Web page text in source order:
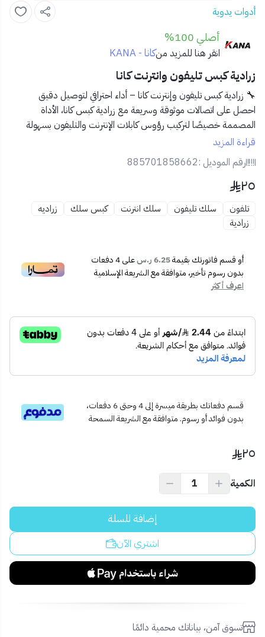
أدوات يدوية
أصلي 100%
انقر هنا للمزيد منكانا - KANA
زرادية كبس تليفون وانترنت كانا
🔧 زرادية كبس تليفون وإنترنت كانا – أداء احترافي لتوصيل دقيق
احصل على اتصالات موثوقة وسريعة مع زرادية كبس كانا، الأداة
المصممة خصيصًا لتركيب رؤوس كابلات الإنترنت والتليفون بسهولة
ودقة.
المميزات:
📡 مناسبة لكبس رؤوس RJ45 (إنترنت) وRJ11 (تليفون)
🔩 تصميم مريح لسهولة الضغط وتقليل الجهد
🖐️ مقبض مضاد للانزلاق لتحكم أفضل أثناء الكبس
🛠️ أداة تقشير وقص مدمجة لتجهيز الكيبلات بسرعة
1 × زرادية كبس تليفون وإنترنت من كانا
الاستخدام المثالي:
تركيب الشبكات المنزلية والمكتبية
مثالية للفنيين والمستخدمين المحترفين
💡نصيحة احترافية:
قبل الكبس لضمان اتصال صحيح.
قراءة المزيد
رقم الموديل :885701858662
٢٥
تلفون سلك تليفون سلك انترنت كبس سلك
زراديه
زرادية
أو قسم فاتورتك بقيمة6.25 ر.س على4دفعات
بدون رسوم تأخير، متوافقة مع الشريعة الإسلامية
اعرف أكثر
قسم دفعاتك بطريقة ميسرة إلى 4 وحتى 6 دفعات،
بدون فوائد أو رسوم. متوافقة مع الشريعة السمحة
٢٥
الكمية
إضافة للسلة
اشتري الآن
تسوق آمن، بياناتك محمية دائمًا